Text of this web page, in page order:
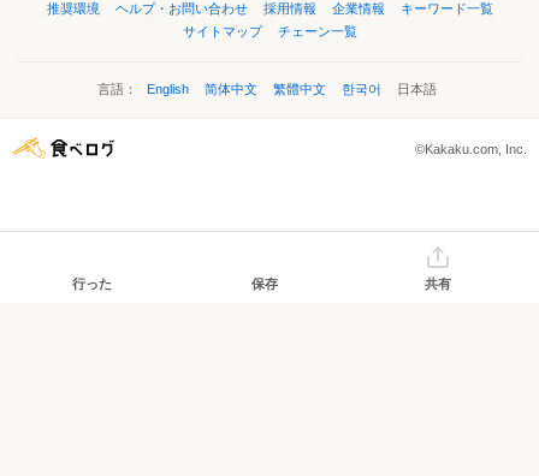
推奨環境
ヘルプ・お問い合わせ 採用情報 企業情報
キーワード一覧
サイトマップ
チェーン一覧
言語： English 简体中文 繁體中文 한국어 日本語
©Kakaku.com, Inc.
行った 保存 共有